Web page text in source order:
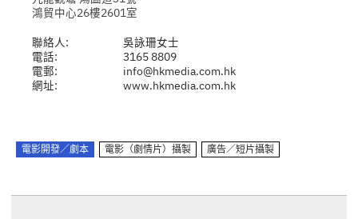
鴻貿中心26樓2601室
聯絡人:
吳詠珊女士
電話:
3165 8809
電郵:
info@hkmedia.com.hk
網址:
www.hkmedia.com.hk
電影開發／劇本 電影（劇情片）攝製 廣告／短片攝製